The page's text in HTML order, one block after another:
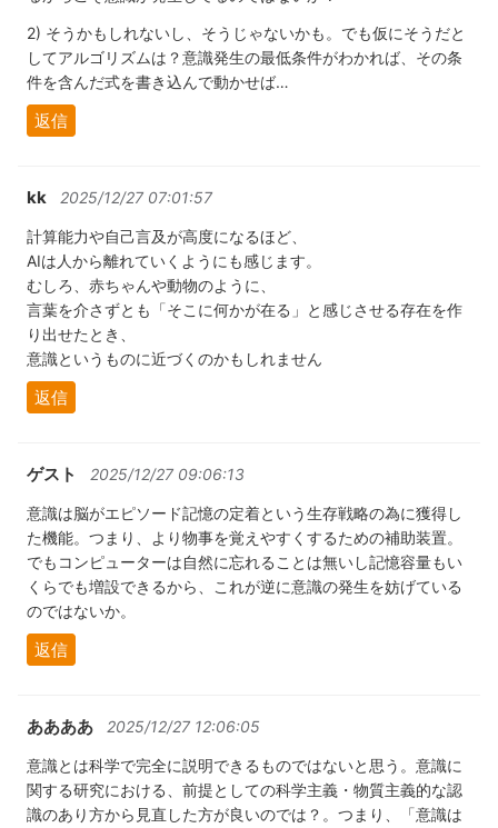
2) そうかもしれないし、そうじゃないかも。でも仮にそうだと
してアルゴリズムは？意識発生の最低条件がわかれば、その条
件を含んだ式を書き込んで動かせば…
返信
kk 2025/12/27 07:01:57
計算能力や自己言及が高度になるほど、
AIは人から離れていくようにも感じます。
むしろ、赤ちゃんや動物のように、
言葉を介さずとも「そこに何かが在る」と感じさせる存在を作
り出せたとき、
意識というものに近づくのかもしれません
返信
ゲスト 2025/12/27 09:06:13
意識は脳がエピソード記憶の定着という生存戦略の為に獲得し
た機能。つまり、より物事を覚えやすくするための補助装置。
でもコンピューターは自然に忘れることは無いし記憶容量もい
くらでも増設できるから、これが逆に意識の発生を妨げている
のではないか。
返信
ああああ 2025/12/27 12:06:05
意識とは科学で完全に説明できるものではないと思う。意識に
関する研究における、前提としての科学主義・物質主義的な認
識のあり方から見直した方が良いのでは？。つまり、「意識は